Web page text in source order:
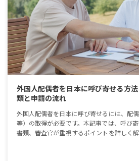
外国人配偶者を日本に呼び寄せる方
類と申請の流れ
外国人配偶者を日本に呼び寄せるには、配
等）の取得が必要です。本記事では、呼び
書類、審査官が重視するポイントを詳しく解